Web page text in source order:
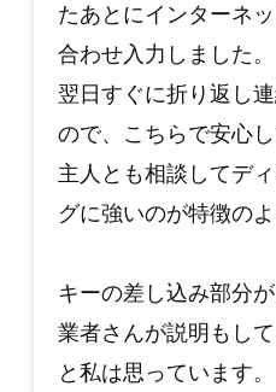
たあとにインターネ
合わせ入力しました。
翌日すぐに折り返し
ので、こちらで安心
主人とも相談してデ
グに強いのが特徴の
キーの差し込み部分
業者さんが説明もし
と私は思っています。